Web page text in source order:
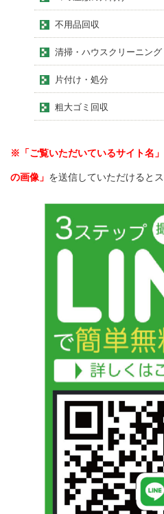
不用品回収
清掃・ハウスクリーニング
片付け・処分
粗大ゴミ回収
※「ご覧いただいているサイト名
の画像」 を送信していただけると